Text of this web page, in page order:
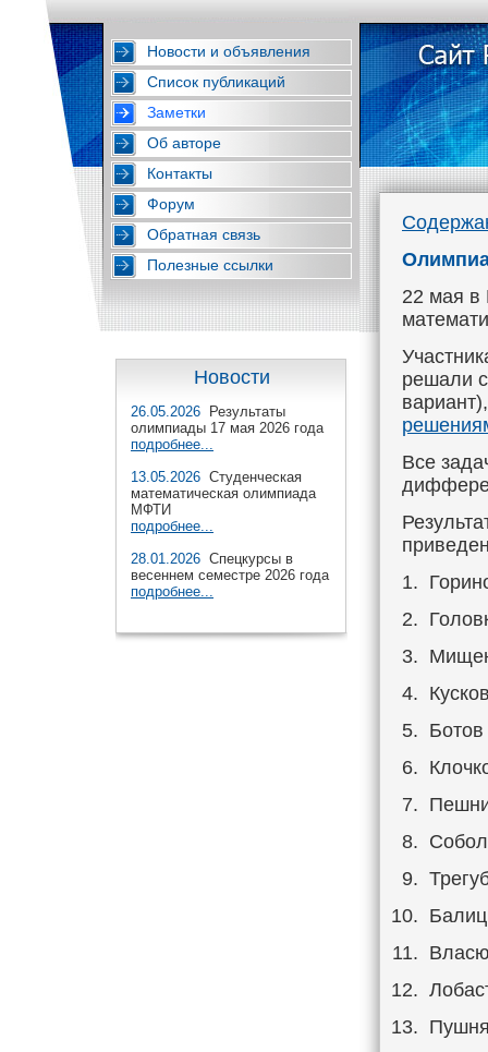
Новости и объявления
Список публикаций
Заметки
Об авторе
Контакты
Форум
Обратная связь
Полезные ссылки
Новости
26.05.2026 Результаты
олимпиады 17 мая 2026 года
подробнее...
13.05.2026 Студенческая
математическая олимпиада
МФТИ
подробнее...
28.01.2026 Спецкурсы в
весеннем семестре 2026 года
подробнее...
22 мая в
решали
Все